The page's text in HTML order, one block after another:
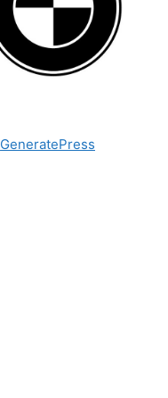
GeneratePress